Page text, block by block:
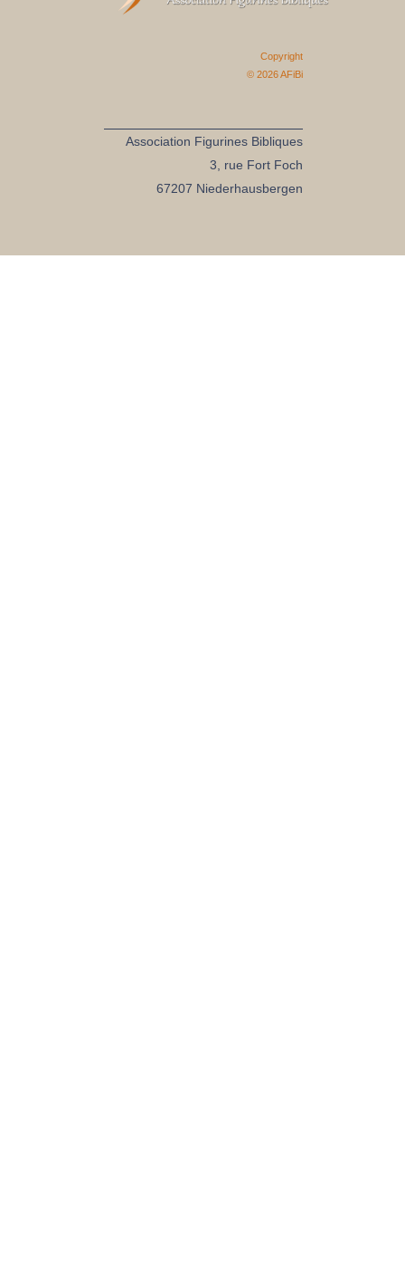
Copyright
© 2026AFiBi
Association Figurines Bibliques
3, rue Fort Foch
67207 Niederhausbergen